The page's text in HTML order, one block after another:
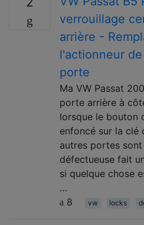
verrouillage
arrière -
l'actionneur
porte
Ma VW Passat
porte arrière à
lorsque le bouton
enfoncé sur la clé
autres portes
défectueuse fait
si quelque chose
…
8
vw locks